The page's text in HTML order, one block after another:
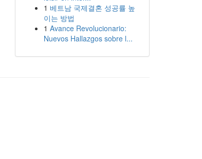
1 베트남 국제결혼 성공률 높
이는 방법
1 Avance Revolucionario:
Nuevos Hallazgos sobre l...